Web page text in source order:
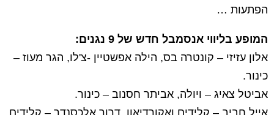
הפתעות …
המופע בליווי אנסמבל חדש של 9 נגנים:
אלון עזיזי – קונטרה בס, הילה אפשטיין -צ'לו, הגר מעוז –
כינור.
אביטל צאיג – ויולה, אביתר חסנוב – כינור.
אייל חביב – קלידים ואקורדיאון, דרור אלכסנדר – קלידים.